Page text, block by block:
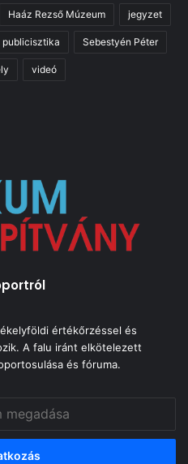
Haáz Rezső Múzeum jegyzet
publicisztika Sebestyén Péter
videó
értékőrzéssel és
A falu iránt elkötelezett
és fóruma.